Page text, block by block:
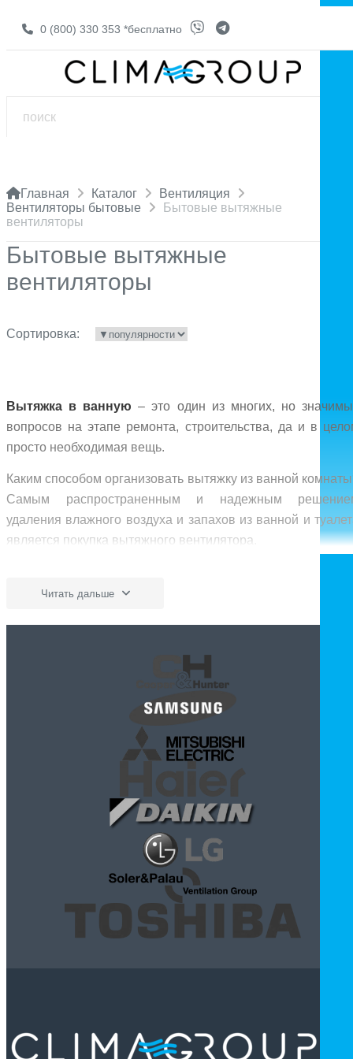
0 (800) 330 353 *бесплатно
Главная Каталог
Вентиляция
Вентиляторы бытовые
Бытовые вытяжные
вентиляторы
Бытовые вытяжные
вентиляторы
Сортировка:
Вытяжка в ванную – это один из многих, но
вопросов на этапе ремонта, строительства, да и в
просто необходимая вещь.
Каким способом организовать вытяжку из ванной
Самым распространенным и надежным
удаления влажного воздуха и запахов из ванной и
является покупка вытяжного вентилятора.
вентилятора на подготовленное отверстие в стене или
разработаны для работы в условиях
Бытовые вентиляторы для санузлов различают за
По расходу воздуха – это тот объём воздуха,
вентилятор способен удалить из комнаты за 1
Напомним, усредненный показатель
воздухообмена в ванной и туалете 7-10 раз в час.
основном бытовые вентиляторы для вытяжки из ванной
туалета стандартных мощностей: 100м3/час, 200м3/
Исходя из производительности
недорогие вентиляторы вытяжек подключается
Читать дальше